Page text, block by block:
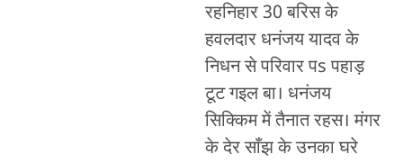
रहनिहार 30 बरिस के
हवलदार धनंजय यादव के
निधन से परिवार पs पहाड़
टूट गइल बा। धनंजय
सिक्किम में तैनात रहस। मंगर
के देर साँझ के उनका घरे